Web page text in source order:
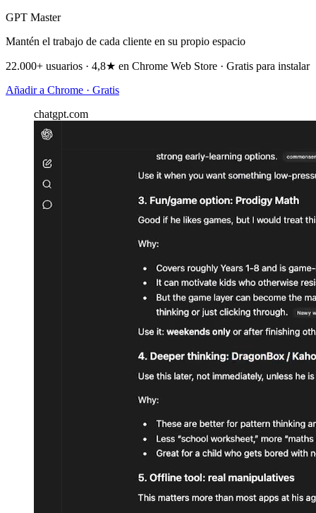
GPT Master
Mantén el trabajo de cada cliente en su propio espacio
22.000+ usuarios · 4,8★ en Chrome Web Store · Gratis para instalar
Añadir a Chrome · Gratis
chatgpt.com